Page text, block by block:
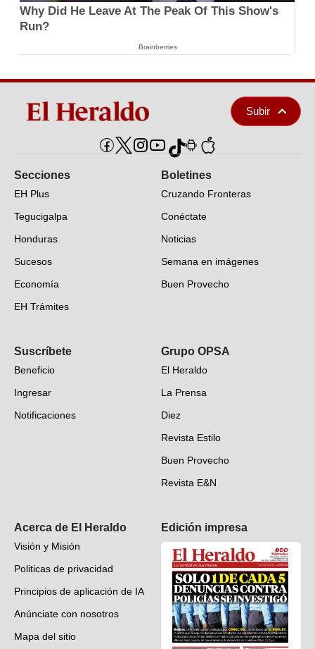
Why Did He Leave At The Peak Of This Show's
Run?
Brainberries
Subir
Secciones
EH Plus
Tegucigalpa
Honduras
Sucesos
Economía
EH Trámites
EH Verifica
Fotogalerías
Deportes
Videos
Boletines
Cruzando Fronteras
Conéctate
Noticias
Semana en imágenes
Buen Provecho
Suscríbete
Beneficio
Ingresar
Notificaciones
Grupo OPSA
El Heraldo
La Prensa
Diez
Revista Estilo
Buen Provecho
Revista E&N
Acerca de El Heraldo
Visión y Misión
Politicas de privacidad
Principios de aplicación de IA
Anúnciate con nosotros
Mapa del sitio
Edición impresa